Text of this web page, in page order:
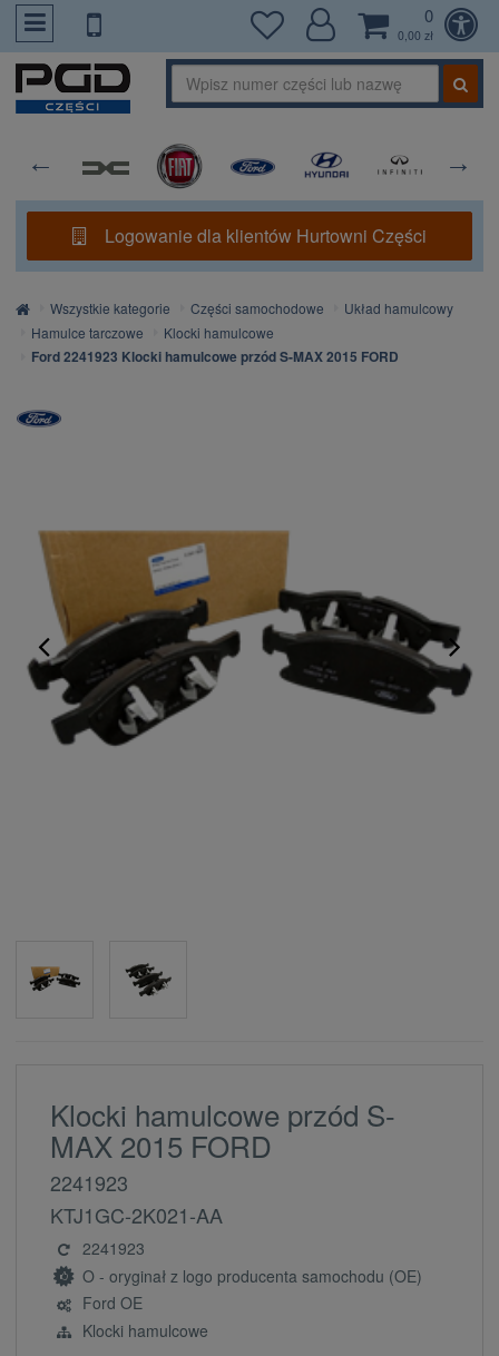
PrzejdzDoTresci
0
0,00 zł
Logowanie dla klientów Hurtowni Części
Strona
główna
Wszystkie kategorie Części samochodowe
Układ hamulcowy
Hamulce tarczowe
Klocki hamulcowe
Ford 2241923 Klocki hamulcowe przód S-MAX 2015 FORD
Klocki hamulcowe przód S-
MAX 2015 FORD
2241923
KTJ1GC-2K021-AA
2241923
O - oryginał z logo producenta samochodu (OE)
Ford OE
Klocki hamulcowe